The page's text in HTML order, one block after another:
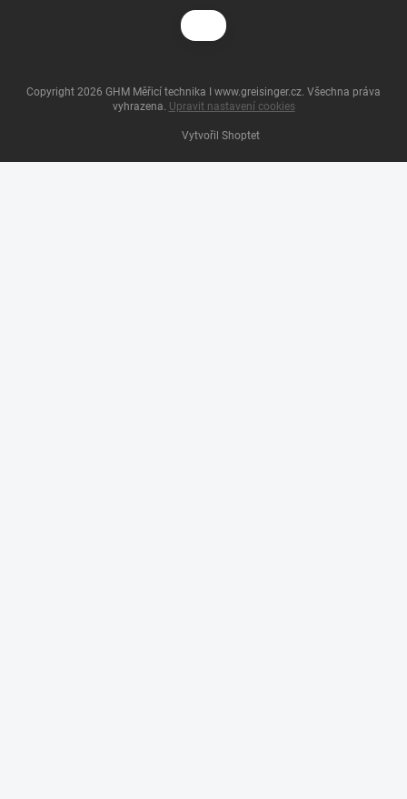
Vytvořil Shoptet
Copyright 2026 GHM Měřicí technika I www.greisinger.cz. Všechna práva
vyhrazena. Upravit nastavení cookies